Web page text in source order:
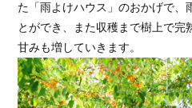
た「雨よけハウス」のおかげで、
とができ、また収穫まで樹上で完
甘みも増していきます。